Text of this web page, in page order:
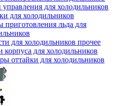
для холодильников
для холодильников
льда для
для холодильников прочее
корпуса для холодильников
оттайки для холодильников